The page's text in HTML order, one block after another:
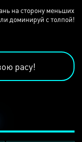
на сторону меньших
доминируй с толпой!
расу!